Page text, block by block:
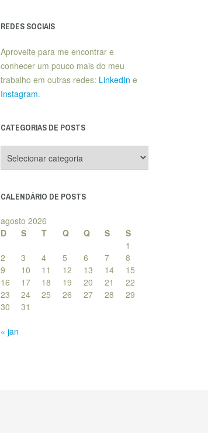
REDES SOCIAIS
Aproveite para me encontrar e
conhecer um pouco mais do meu
trabalho em outras redes: LinkedIn e
Instagram.
CATEGORIAS DE POSTS
de
CALENDÁRIO DE POSTS
agosto 2026
D
S T Q Q S
S
1
2
3 4 5 6 7
8
9
10 11 12 13 14
15
16
17 18 19 20 21
22
23
24 25 26 27 28
29
30
31
« jan